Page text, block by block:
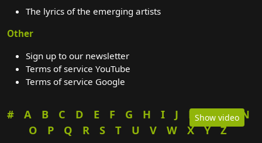
Show video
The lyrics of the emerging artists
Other
Sign up to our newsletter
Terms of service YouTube
Terms of service Google
# A B C D E F G H I J K L M
N
O
P Q R S T U V W X Y Z